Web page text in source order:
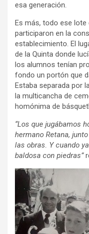
esa generación.
Es más, todo ese
participaron en la
establecimiento. El
de la Quinta donde
los alumnos tenían
fondo un portón que
Estaba separada por
la multicancha de
homónima de
“Los que jugábamos
hermano Retana,
las obras. Y cuando
baldosa con piedras”